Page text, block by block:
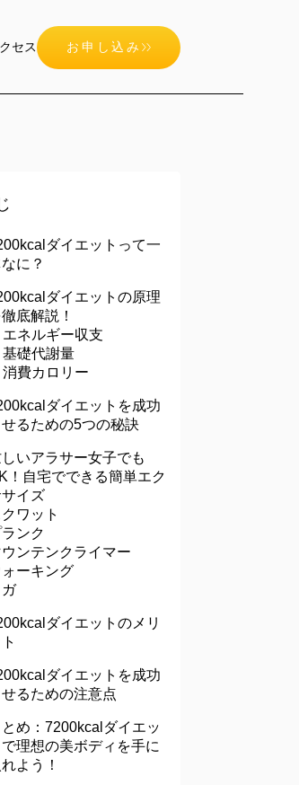
セス お申し込み
ダイエットって一
に？
ダイエットの原理
底解説！
エネルギー収支
基礎代謝量
消費カロリー
ダイエットを成功
せるための5つの秘訣
いアラサー女子でも
！自宅でできる簡単エク
イズ
クワット
ンク
ウンテンクライマー
ォーキング
ガ
ダイエットのメリ
ダイエットを成功
せるための注意点
とめ：7200kcalダイエッ
で理想の美ボディを手に
れよう！